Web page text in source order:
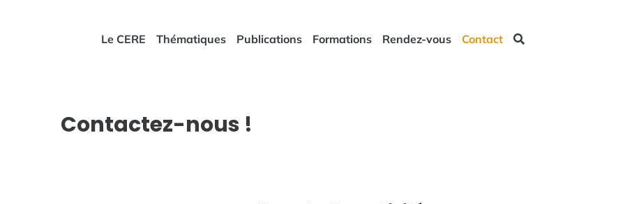
Le CERE Thématiques Publications Formations Rendez-vous Contact
Contactez-nous !